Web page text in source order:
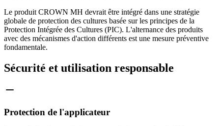
Le produit CROWN MH devrait être intégré dans une stratégie
globale de protection des cultures basée sur les principes de la
Protection Intégrée des Cultures (PIC). L'alternance des produits
avec des mécanismes d'action différents est une mesure préventive
fondamentale.
Sécurité et utilisation responsable
Protection de l'applicateur